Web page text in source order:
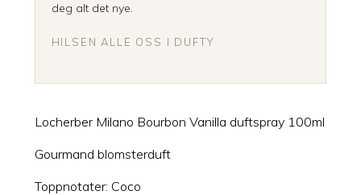
deg alt det nye.
HILSEN ALLE OSS I DUFTY
Locherber Milano Bourbon Vanilla duftspray 100ml
Gourmand blomsterduft
Toppnotater: Coco